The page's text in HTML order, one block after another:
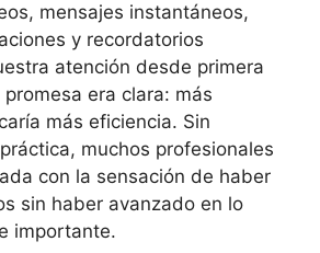
mensajes instantáneos,
y recordatorios
atención desde primera
era clara: más
más eficiencia. Sin
muchos profesionales
con la sensación de haber
sin haber avanzado en lo
importante.